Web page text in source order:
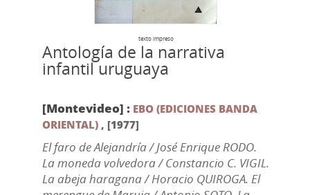
texto impreso
Antología de la narrativa
infantil uruguaya
[Montevideo] : EBO (EDICIONES BANDA
ORIENTAL), [1977]
El faro de Alejandría / José Enrique RODO.
La moneda volvedora / Constancio C. VIGIL.
La abeja haragana / Horacio QUIROGA. El